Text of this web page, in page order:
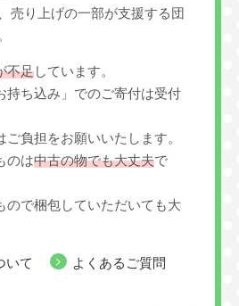
売り上げの一部が支援する団
不足しています。
持ち込み」でのご寄付は受付
ご負担をお願いいたします。
のは中古の物でも大丈夫で
ので梱包していただいても大
いて
よくあるご質問